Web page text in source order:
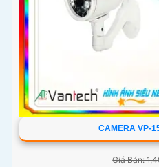
CAMERA VP-
Giá Bán: